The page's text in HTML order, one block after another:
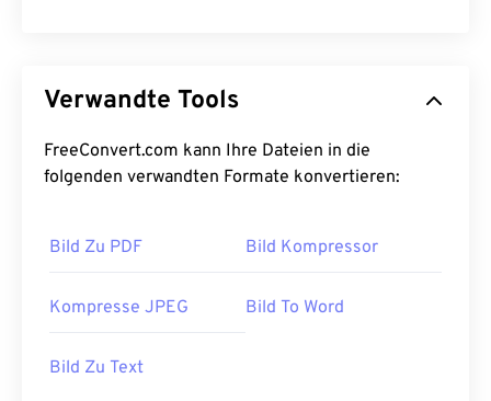
Verwandte Tools
FreeConvert.com kann Ihre Dateien in die
folgenden verwandten Formate konvertieren:
Bild Zu PDF Bild Kompressor
Kompresse JPEG Bild To Word
Bild Zu Text